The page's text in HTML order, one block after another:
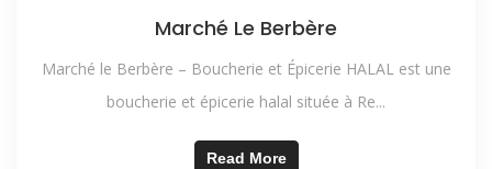
Marché Le Berbère
Marché le Berbère – Boucherie et Épicerie HALAL est une
boucherie et épicerie halal située à Re...
Read More